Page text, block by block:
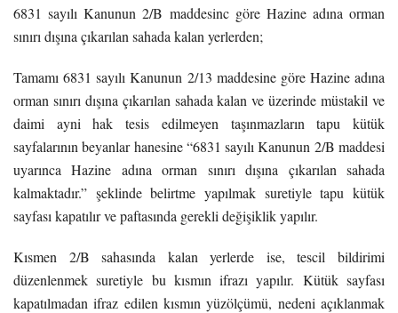
6831 sayılı Kanunun 2/B maddesinc göre Hazine adına orman
sınırı dışına çıkarılan sahada kalan yerlerden;
Tamamı 6831 sayılı Kanunun 2/13 maddesine göre Hazine adına
orman sınırı dışına çıkarılan sahada kalan ve üzerinde müstakil ve
daimi ayni hak tesis edilmeyen taşınmazların tapu kütük
sayfalarının beyanlar hanesine “6831 sayılı Kanunun 2/B maddesi
uyarınca Hazine adına orman sınırı dışına çıkarılan sahada
kalmaktadır.” şeklinde belirtme yapılmak suretiyle tapu kütük
sayfası kapatılır ve paftasında gerekli değişiklik yapılır.
Kısmen 2/B sahasında kalan yerlerde ise, tescil bildirimi
düzenlenmek suretiyle bu kısmın ifrazı yapılır. Kütük sayfası
kapatılmadan ifraz edilen kısmın yüzölçümü, nedeni açıklanmak